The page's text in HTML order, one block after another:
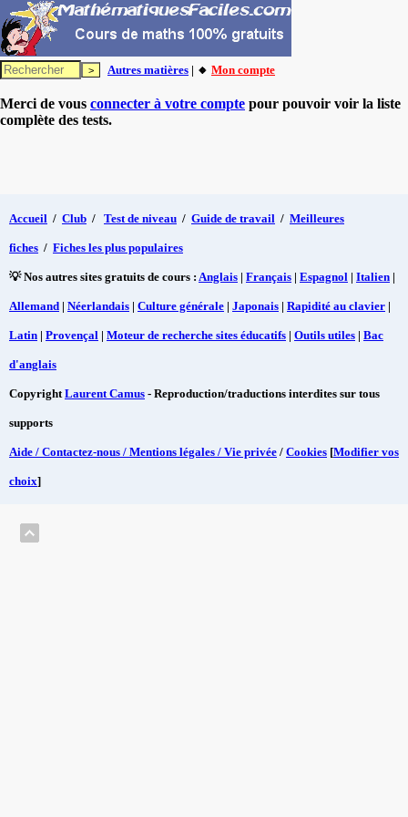
Autres matières | 🔸 Mon compte
Merci de vous connecter à votre compte pour pouvoir voir la liste
complète des tests.
Accueil / Club / Test de niveau / Guide de travail / Meilleures
fiches / Fiches les plus populaires
💡 Nos autres sites gratuits de cours : Anglais | Français | Espagnol | Italien |
Allemand | Néerlandais | Culture générale | Japonais | Rapidité au clavier |
Latin | Provençal | Moteur de recherche sites éducatifs | Outils utiles | Bac
d'anglais
CopyrightLaurent Camus - Reproduction/traductions interdites sur tous
supports
Aide / Contactez-nous / Mentions légales / Vie privée / Cookies [Modifier vos
choix]